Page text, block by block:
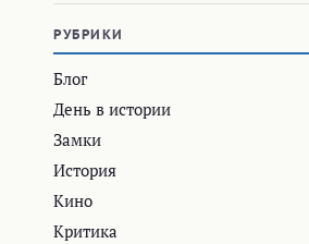
РУБРИКИ
Блог
День в истории
Замки
История
Кино
Критика